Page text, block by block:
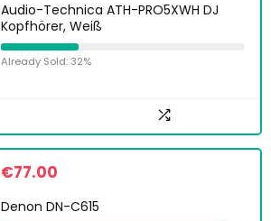
Audio-Technica ATH-PRO5XWH DJ
Kopfhörer, Weiß
Already Sold: 32%
€77.00
Denon DN-C615